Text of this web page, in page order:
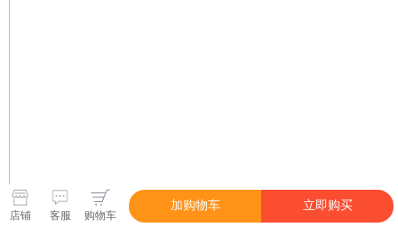
店铺 客服 购物车
加购物车 立即购买